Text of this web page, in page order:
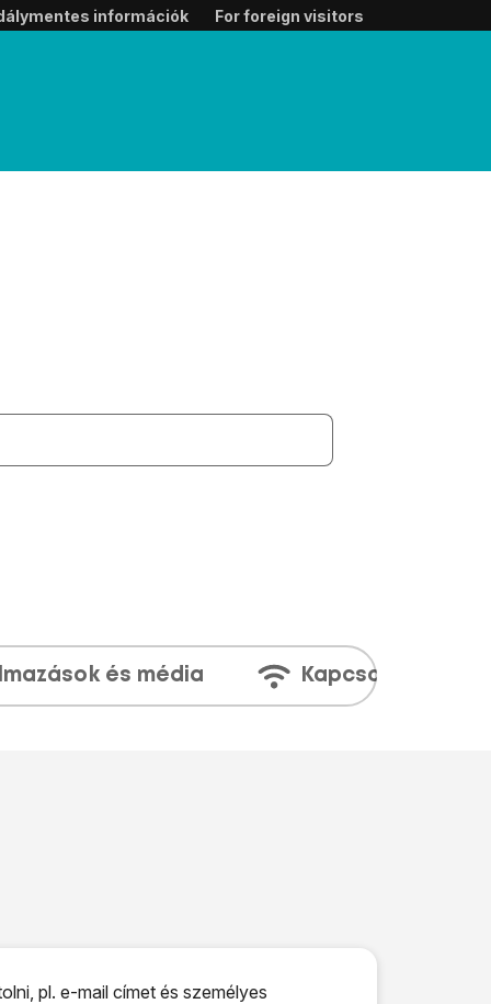
információk For foreign visitors
és média Kapcsolatok
pl. e-mail címet és személyes